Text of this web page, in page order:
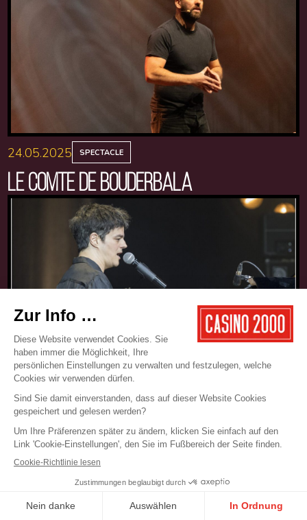
24.05.2025 SPECTACLE
LE COMTE DE BOUDERBALA
17.05.2025 CONCERT
JAMIE CULLUM